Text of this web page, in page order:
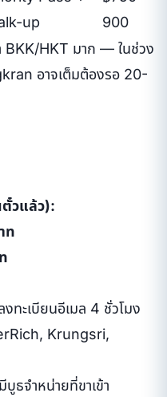
up
900
BKK/HKT มาก — ในช่วง
อาจเต็มต้องรอ 20-
ตั๋วแล้ว):
ท
ทะเบียนอีเมล 4 ชั่วโมง
Krungsri,
ธจำหน่ายที่ขาเข้า